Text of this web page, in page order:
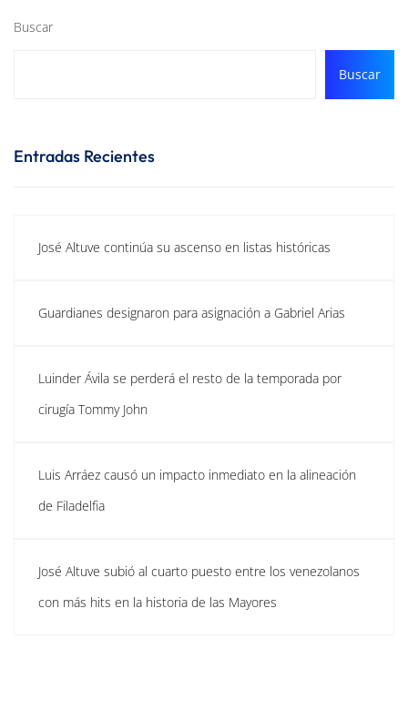
Buscar
Buscar
Entradas Recientes
José Altuve continúa su ascenso en listas históricas
Guardianes designaron para asignación a Gabriel Arias
Luinder Ávila se perderá el resto de la temporada por
cirugía Tommy John
Luis Arráez causó un impacto inmediato en la alineación
de Filadelfia
José Altuve subió al cuarto puesto entre los venezolanos
con más hits en la historia de las Mayores